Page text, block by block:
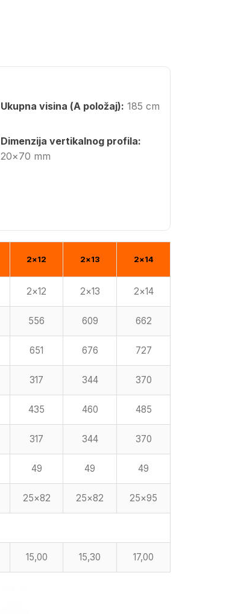
Ukupna visina (A položaj): 185 cm
Dimenzija vertikalnog profila:
20×70 mm
2×12 2×13 2×14
2×12 2×13 2×14
556 609 662
651 676 727
317 344 370
435 460 485
317 344 370
49 49 49
25×82 25×82 25×95
15,00 15,30 17,00